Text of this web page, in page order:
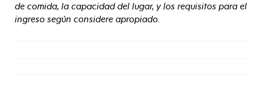
de comida, la capacidad del lugar, y los requisitos para el
ingreso según considere apropiado.